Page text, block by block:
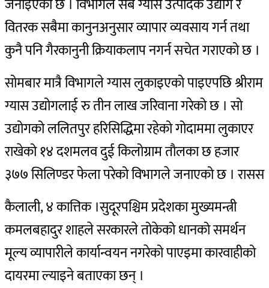
जनाइएको छ । विभागले सबै ग्यास उत्पादक उद्योग र
वितरक सबैमा कानुनअनुसार व्यापार व्यवसाय गर्न तथा
कुनै पनि गैरकानुनी क्रियाकलाप नगर्न सचेत गराएको छ ।
सोमबार मात्रै विभागले ग्यास लुकाइएको पाइएपछि श्रीराम
ग्यास उद्योगलाई रु तीन लाख जरिवाना गरेको छ । सो
उद्योगको ललितपुर हरिसिद्धिमा रहेको गोदाममा लुकाएर
राखेको १४ दशमलव दुई किलोग्राम तौलका छ हजार
३७७ सिलिण्डर फेला परेको विभागले जनाएको छ । रासस
कैलाली, ४ कात्तिक ।सुदूरपश्चिम प्रदेशका मुख्यमन्त्री
कमलबहादुर शाहले सरकारले तोकेको धानको समर्थन
मूल्य व्यापारीले कार्यान्वयन नगरेको पाएइमा कारवाहीको
दायरमा ल्याइने बताएका छन् ।